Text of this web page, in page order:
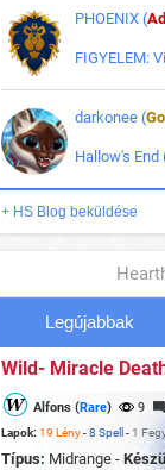
PHOENIX (
FIGYELEM:
darkonee (
Hallow's End
+ HS Blog beküldése
Legújabbak
Wild- Miracle
Alfons (Rare) 9
Lapok: 19 Lény-8 Spell - 1
Típus: Midrange -